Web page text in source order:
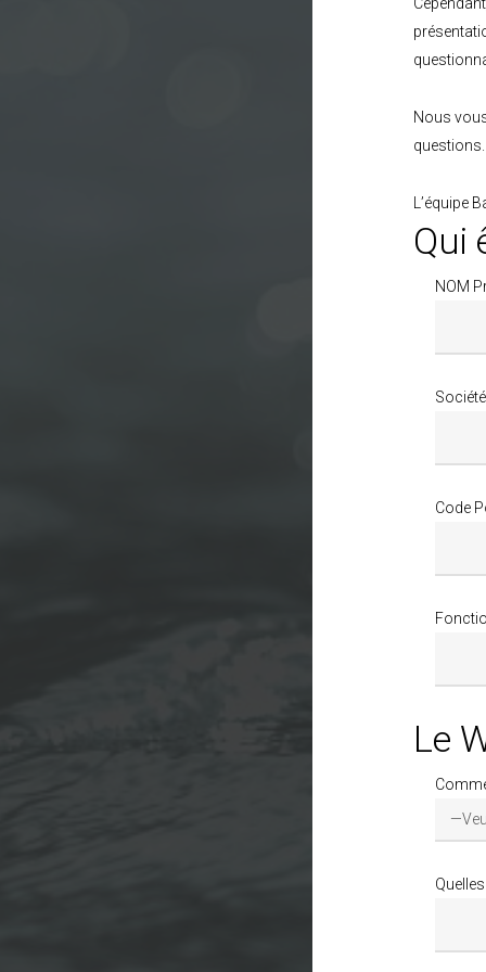
Nous
questions.
L’équipe
Qui
NOM
Code
Le